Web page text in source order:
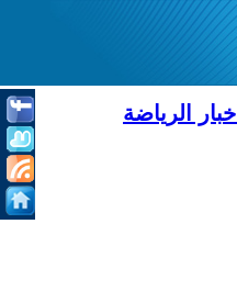
اخبار الرياضة